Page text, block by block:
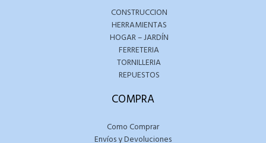
CONSTRUCCION
HERRAMIENTAS
HOGAR – JARDÍN
FERRETERIA
TORNILLERIA
REPUESTOS
COMPRA
Como Comprar
Envíos y Devoluciones